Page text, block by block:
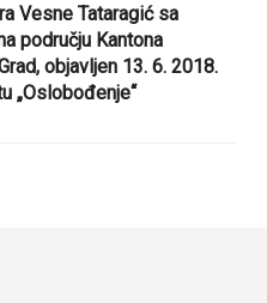
Vesne Tataragić sa
području Kantona
objavljen 13. 6. 2018.
„Oslobođenje“